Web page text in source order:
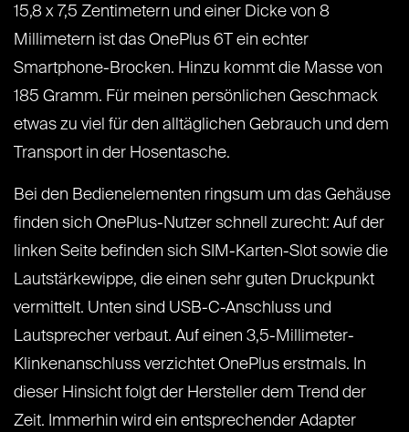
15,8 x 7,5 Zentimetern und einer Dicke von 8
Millimetern ist das OnePlus 6T ein echter
Smartphone-Brocken. Hinzu kommt die Masse von
185 Gramm. Für meinen persönlichen Geschmack
etwas zu viel für den alltäglichen Gebrauch und dem
Transport in der Hosentasche.
Bei den Bedienelementen ringsum um das Gehäuse
finden sich OnePlus-Nutzer schnell zurecht: Auf der
linken Seite befinden sich SIM-Karten-Slot sowie die
Lautstärkewippe, die einen sehr guten Druckpunkt
vermittelt. Unten sind USB-C-Anschluss und
Lautsprecher verbaut. Auf einen 3,5-Millimeter-
Klinkenanschluss verzichtet OnePlus erstmals. In
dieser Hinsicht folgt der Hersteller dem Trend der
Zeit. Immerhin wird ein entsprechender Adapter